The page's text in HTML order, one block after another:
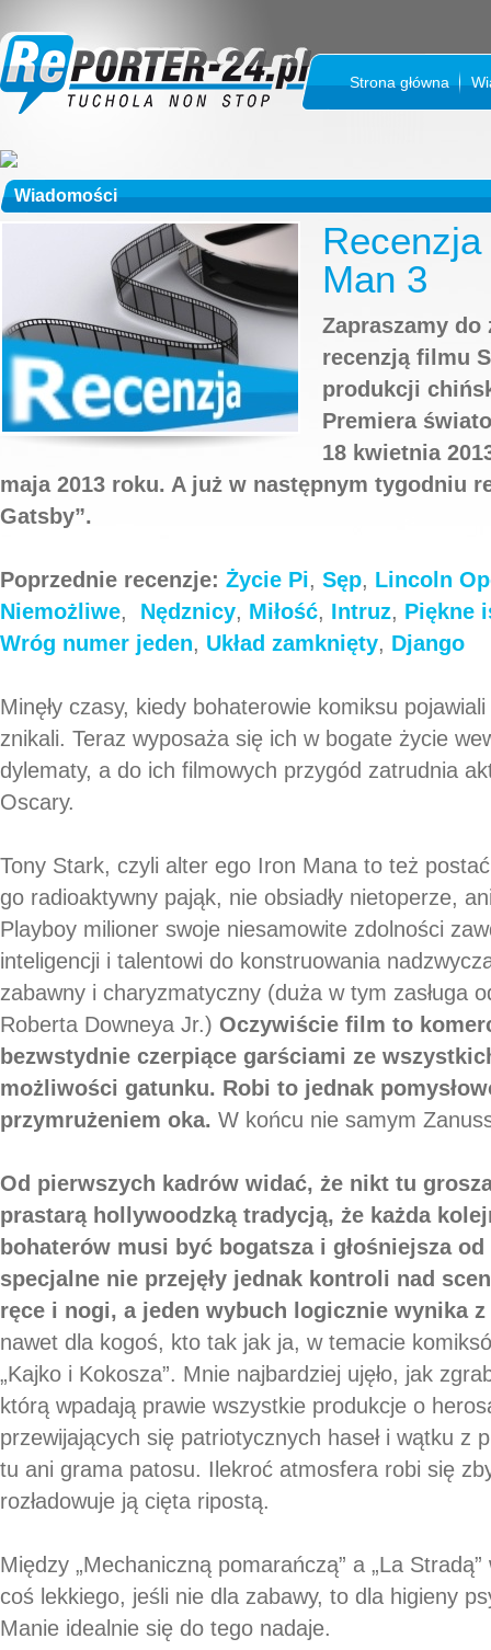
Strona główna
Wiadomości
Man 3
Zapraszamy do
recenzją filmu
produkcji
Premiera
18 kwietnia
maja 2013 roku. A już w następnym tygodniu
Gatsby”.
Poprzednie recenzje: Życie Pi, Sęp, Lincoln
Niemożliwe, Nędznicy, Miłość, Intruz, Piękne
Wróg numer jeden, Układ zamknięty, Django
Minęły czasy, kiedy bohaterowie komiksu
znikali. Teraz wyposaża się ich w bogate życie
dylematy, a do ich filmowych przygód zatrudnia
Oscary.
Tony Stark, czyli alter ego Iron Mana to też
go radioaktywny pająk, nie obsiadły nietoperze,
Playboy milioner swoje niesamowite zdolności
inteligencji i talentowi do konstruowania
zabawny i charyzmatyczny (duża w tym zasługa
Roberta Downeya Jr.) Oczywiście film to
bezwstydnie czerpiące garściami ze
możliwości gatunku. Robi to jednak
przymrużeniem oka. W końcu nie samym
Od pierwszych kadrów widać, że nikt tu
prastarą hollywoodzką tradycją, że każda
bohaterów musi być bogatsza i głośniejsza
specjalne nie przejęły jednak kontroli nad
ręce i nogi, a jeden wybuch logicznie wynika
nawet dla kogoś, kto tak jak ja, w temacie
„Kajko i Kokosza”. Mnie najbardziej ujęło, jak
którą wpadają prawie wszystkie produkcje o
przewijających się patriotycznych haseł i wątku z
tu ani grama patosu. Ilekroć atmosfera robi się
rozładowuje ją cięta ripostą.
Między „Mechaniczną pomarańczą” a „La
coś lekkiego, jeśli nie dla zabawy, to dla higieny
Manie idealnie się do tego nadaje.